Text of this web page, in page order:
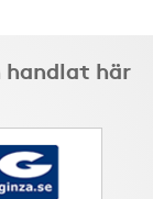
handlat här